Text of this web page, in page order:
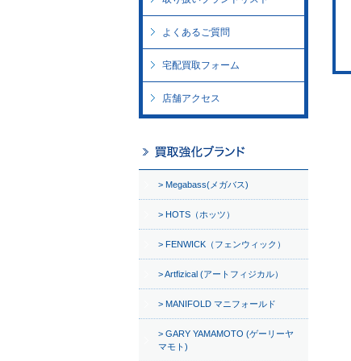
よくあるご質問
宅配買取フォーム
店舗アクセス
Megabass(メガバス)
HOTS（ホッツ）
FENWICK（フェンウィック）
Artfizical (アートフィジカル）
MANIFOLD マニフォールド
GARY YAMAMOTO (ゲーリーヤ
マモト)